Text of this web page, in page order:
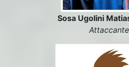
Sosa Ugolini
Attaccante